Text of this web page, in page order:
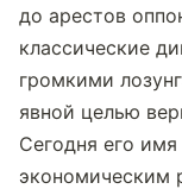
до арестов
классические
громкими
явной целью
Сегодня его
экономическим